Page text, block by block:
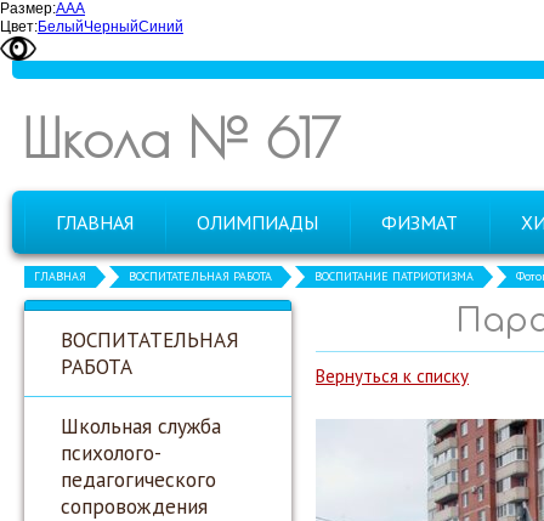
Размер:ААА
Цвет:БелыйЧерныйСиний
Школа № 617
ГЛАВНАЯ ОЛИМПИАДЫ ФИЗМАТ
ГЛАВНАЯ ВОСПИТАТЕЛЬНАЯ РАБОТА ВОСПИТАНИЕ ПАТРИОТИЗМА
ВОСПИТАТЕЛЬНАЯ
РАБОТА
Школьная служба
психолого-
педагогического
сопровождения
Вернуться к списку